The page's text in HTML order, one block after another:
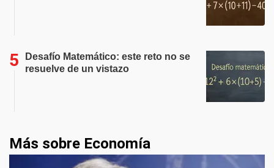
Desafío Matemático: este reto no se
resuelve de un vistazo
Más sobre Economía